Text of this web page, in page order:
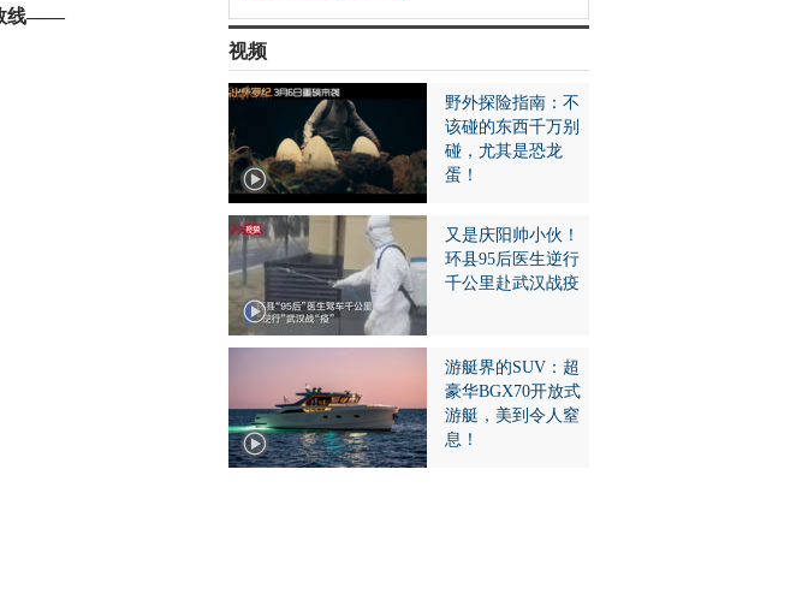
线——
视频
野外探险指南：不
该碰的东西千万别
碰，尤其是恐龙
蛋！
又是庆阳帅小伙！
环县95后医生逆行
千公里赴武汉战疫
游艇界的SUV：超
豪华BGX70开放式
游艇，美到令人窒
息！